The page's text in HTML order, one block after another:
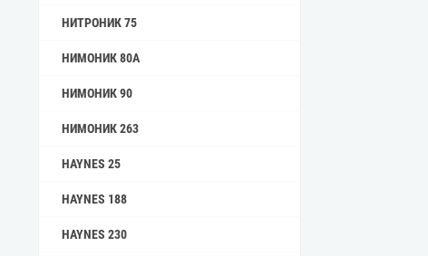
НИТРОНИК 75
НИМОНИК 80А
НИМОНИК 90
НИМОНИК 263
HAYNES 25
HAYNES 188
HAYNES 230